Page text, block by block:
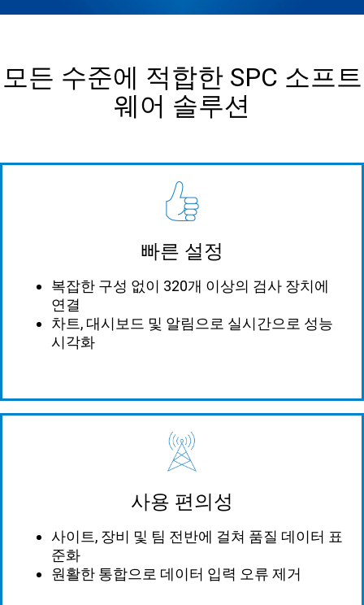
모든 수준에 적합한 SPC 소프트
웨어 솔루션
빠른 설정
복잡한 구성 없이 320개 이상의 검사 장치에
연결
차트, 대시보드 및 알림으로 실시간으로 성능
시각화
사용 편의성
사이트, 장비 및 팀 전반에 걸쳐 품질 데이터 표
준화
원활한 통합으로 데이터 입력 오류 제거